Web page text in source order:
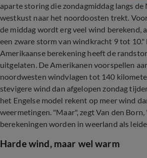
aparte storing die zondagmiddag langs de
westkust naar het noordoosten trekt.
de middag wordt erg veel wind berekend,
een zware storm van windkracht 9 tot
Amerikaanse berekening heeft de
uitgelaten. De Amerikanen voorspellen
noordwesten windvlagen tot 140
stevigere wind dan afgelopen zondag
het Engelse model rekent op meer wind
weermetingen. "Maar", zegt Van den Born,
berekeningen worden in weerland als
Harde wind, maar wel warm